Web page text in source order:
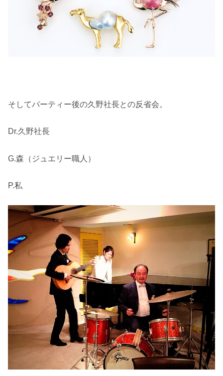
そしてパーティー後の久野社長との反省会。
Dr.久野社長
G.森（ジュエリー職人）
P.私